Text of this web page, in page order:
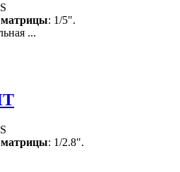
матрицы: 1/5".
...
матрицы: 1/2.8".